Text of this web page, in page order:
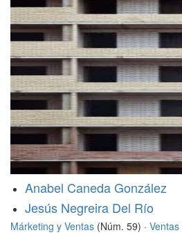
Anabel Caneda González
Jesús Negreira Del Río
Márketing y Ventas (Núm. 59) · Ventas